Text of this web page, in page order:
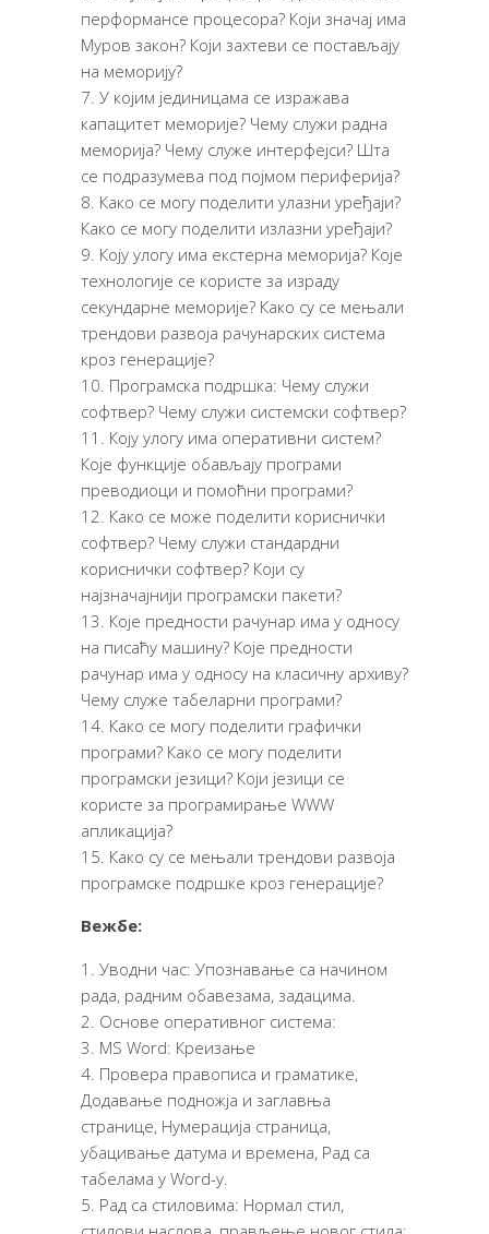
перформансе процесора? Који значај има
Муров закон? Који захтеви се постављају
на меморију?
У којим јединицама се изражава
капацитет меморије? Чему служи радна
меморија? Чему служе интерфејси? Шта
се подразумева под појмом периферија?
Како се могу поделити улазни уређаји?
Како се могу поделити излазни уређаји?
Коју улогу има екстерна меморија? Које
технологије се користе за израду
секундарне меморије? Како су се мењали
трендови развоја рачунарских система
кроз генерације?
Програмска подршка: Чему служи
софтвер? Чему служи системски софтвер?
Коју улогу има оперативни систем?
Које функције обављају програми
преводиоци и помоћни програми?
Како се може поделити кориснички
софтвер? Чему служи стандардни
кориснички софтвер? Који су
најзначајнији програмски пакети?
Које предности рачунар има у односу
на писаћу машину? Које предности
рачунар има у односу на класичну архиву?
Чему служе табеларни програми?
Како се могу поделити графички
програми? Како се могу поделити
програмски језици? Који језици се
користе за програмирање WWW
апликација?
Како су се мењали трендови развоја
програмске подршке кроз генерације?
Вежбе:
Уводни час: Упознавање са начином
рада, радним обавезама, задацима.
Основе оперативног система:
MS Word: Креизање
Провера правописа и граматике,
Додавање подножја и заглавња
странице, Нумерација страница,
убацивање датума и времена, Рад са
табелама у Word-у.
Рад са стиловима: Нормал стил,